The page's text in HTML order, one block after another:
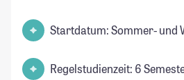
Startdatum: Sommer- und
Regelstudienzeit: 6